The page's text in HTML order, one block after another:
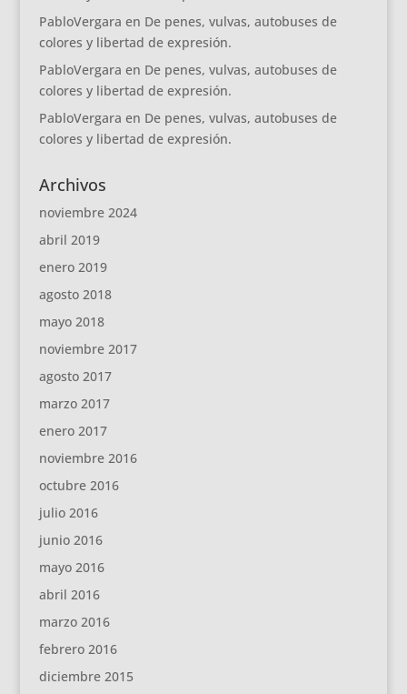
PabloVergara en De penes, vulvas, autobuses de
colores y libertad de expresión.
PabloVergara en De penes, vulvas, autobuses de
colores y libertad de expresión.
PabloVergara en De penes, vulvas, autobuses de
colores y libertad de expresión.
Archivos
noviembre 2024
abril 2019
enero 2019
agosto 2018
mayo 2018
noviembre 2017
agosto 2017
marzo 2017
enero 2017
noviembre 2016
octubre 2016
julio 2016
junio 2016
mayo 2016
abril 2016
marzo 2016
febrero 2016
diciembre 2015